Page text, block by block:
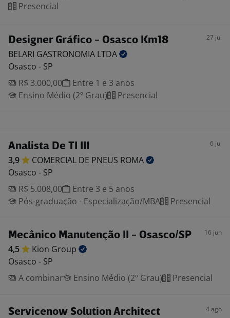
Presencial
Designer Gráfico - Osasco Km18 27 jul
BELARI GASTRONOMIA LTDA
Osasco - SP
R$ 3.000,00
Entre 1 e 3 anos
Ensino Médio (2º Grau)
Presencial
Analista De TI III 6 jul
3,9 COMERCIAL DE PNEUS ROMA
Osasco - SP
R$ 5.008,00
Entre 3 e 5 anos
Pós-graduação - Especialização/MBA
Presencial
Mecânico Manutenção II - Osasco/SP 16 jun
4,5 Kion Group
Osasco - SP
A combinar
Ensino Médio (2º Grau) Presencial
Servicenow Solution Architect 4 ago